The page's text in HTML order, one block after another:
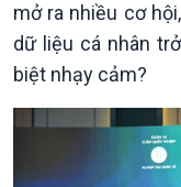
Kinh tế
Trước giờ mở cửa
Dòng chảy Kinh tế
Sức sống hàng Việt
mở ra nhiều cơ
dữ liệu cá nhân
biệt nhạy cảm?